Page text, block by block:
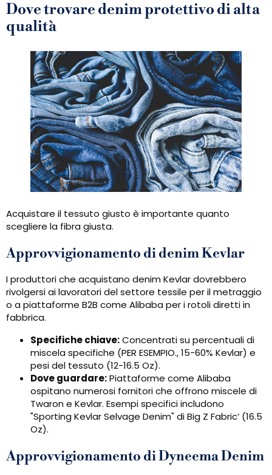
Dove trovare denim protettivo di alta
qualità
Acquistare il tessuto giusto è importante quanto
scegliere la fibra giusta.
Approvvigionamento di denim Kevlar
I produttori che acquistano denim Kevlar dovrebbero
rivolgersi ai lavoratori del settore tessile per il metraggio
o a piattaforme B2B come Alibaba per i rotoli diretti in
fabbrica.
Specifiche chiave:Concentrati su percentuali di
miscela specifiche (PER ESEMPIO., 15-60% Kevlar) e
pesi del tessuto (12-16.5 Oz).
Dove guardare:Piattaforme come Alibaba
ospitano numerosi fornitori che offrono miscele di
Twaron e Kevlar. Esempi specifici includono
"Sporting Kevlar Selvage Denim" di Big Z Fabric’ (16.5
Oz).
Approvvigionamento di Dyneema Denim